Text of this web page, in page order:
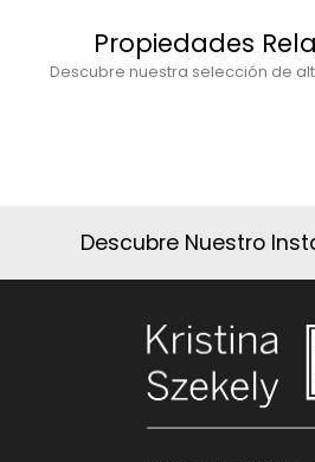
Propiedades
Descubre nuestra selección de
Descubre Nuestro